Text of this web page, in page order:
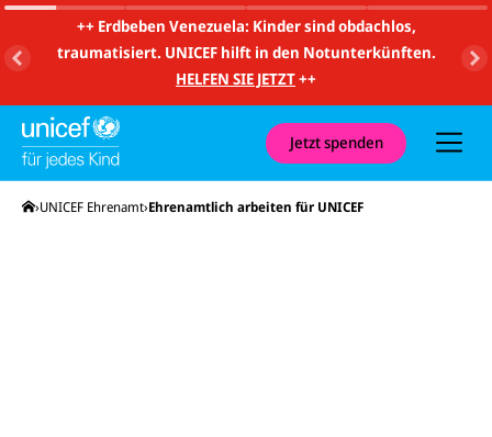
++ Erdbeben Venezuela: Kinder sind obdachlos,
traumatisiert. UNICEF hilft in den Notunterkünften.
HELFEN SIE JETZT++
Jetzt spenden
h
u
d
Startseite
UNICEF Ehrenamt Ehrenamtlich arbeiten für UNICEF